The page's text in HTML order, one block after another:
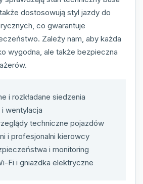
dostosowują styl jazdy do
co gwarantuje
Zależy nam, aby każda
wygodna, ale także bezpieczna
i rozkładane siedzenia
wentylacja
techniczne pojazdów
i profesjonalni kierowcy
i monitoring
Fi i gniazdka elektryczne